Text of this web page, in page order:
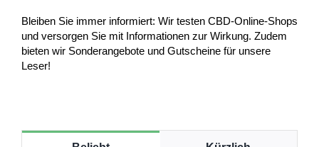
Bleiben Sie immer informiert: Wir testen CBD-Online-Shops
und versorgen Sie mit Informationen zur Wirkung. Zudem
bieten wir Sonderangebote und Gutscheine für unsere
Leser!